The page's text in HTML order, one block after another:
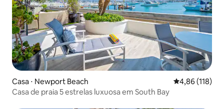
Casa ⋅ Newport Beach 4,86 de uma
4,86 (118)
Casa de praia 5 estrelas luxuosa em South Bay